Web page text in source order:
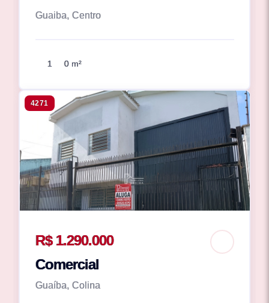
Guaiba, Centro
1 0 m²
4271
R$ 1.290.000
Comercial
Guaíba, Colina